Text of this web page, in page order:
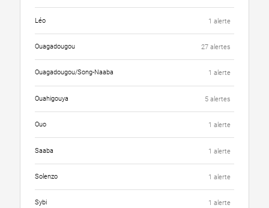
Léo 1 alerte
Ouagadougou 27 alertes
Ouagadougou/Song-Naaba 1 alerte
Ouahigouya 5 alertes
Ouo 1 alerte
Saaba 1 alerte
Solenzo 1 alerte
Sybi 1 alerte